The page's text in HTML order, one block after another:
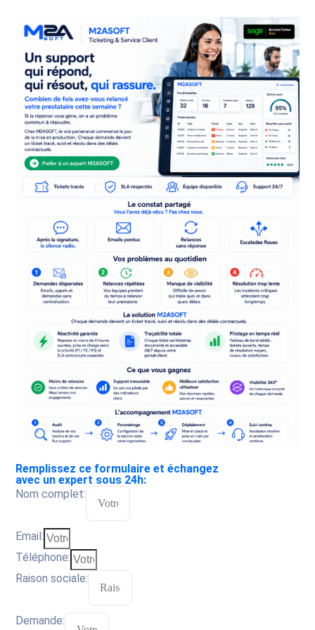
Remplissez ce formulaire et échangez
avec un expert sous 24h:
Nom complet:
Email:
Téléphone:
Raison sociale:
Demande: